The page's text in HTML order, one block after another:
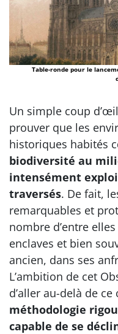
Table-ronde pour le
Un simple coup
prouver que les
historiques habités
biodiversité au
intensément
traversés. De fait,
remarquables et
nombre d’entre
enclaves et bien
ancien, dans ses
L’ambition de cet
d’aller au-delà de
méthodologie
capable de se